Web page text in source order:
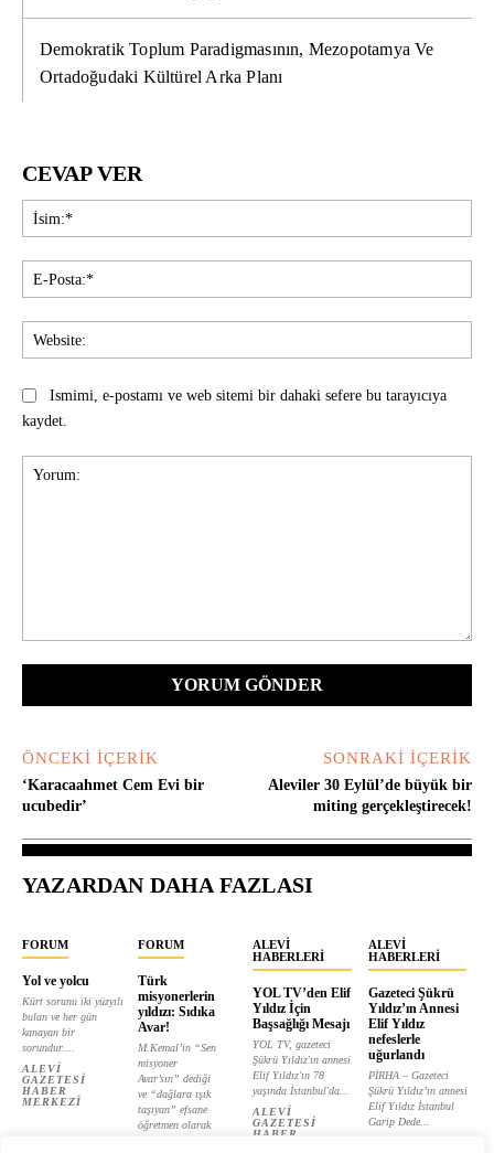
Demokratik Toplum Paradigmasının, Mezopotamya Ve
Ortadoğudaki Kültürel Arka Planı
CEVAP VER
Ismimi, e-postamı ve web sitemi bir dahaki sefere bu tarayıcıya
kaydet.
ÖNCEKI İÇERIK
‘Karacaahmet Cem Evi bir
ucubedir’
SONRAKI İÇERIK
Aleviler 30 Eylül’de büyük bir
miting gerçekleştirecek!
YAZARDAN DAHA FAZLASI
FORUM
Yol ve yolcu
Kürt sorunu iki yüzyılı
bulan ve her gün
kanayan bir
sorundur....
ALEVI
GAZETESI
HABER
MERKEZI
FORUM
Türk
misyonerlerin
yıldızı: Sıdıka
Avar!
M.Kemal’in “Sen
misyoner
Avar’sın” dediği
ve “dağlara ışık
taşıyan” efsane
öğretmen olarak
ALEVI
HABERLERI
YOL TV’den Elif
Yıldız İçin
Başsağlığı Mesajı
YOL TV, gazeteci
Şükrü Yıldız'ın annesi
Elif Yıldız'ın 78
yaşında İstanbul'da...
ALEVI
GAZETESI
HABER
ALEVI
HABERLERI
Gazeteci Şükrü
Yıldız’ın Annesi
Elif Yıldız
nefeslerle
uğurlandı
PİRHA – Gazeteci
Şükrü Yıldız’ın annesi
Elif Yıldız İstanbul
Garip Dede...